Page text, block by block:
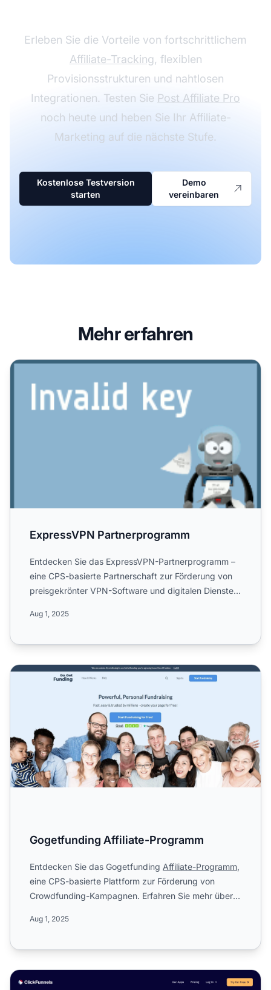
Erleben Sie die Vorteile von fortschrittlichem
Affiliate-Tracking, flexiblen
Provisionsstrukturen und nahtlosen
Integrationen. Testen Sie Post Affiliate Pro
noch heute und heben Sie Ihr Affiliate-
Marketing auf die nächste Stufe.
Kostenlose Testversion
starten
Demo
vereinbaren
Mehr erfahren
ExpressVPN Partnerprogramm
ExpressVPN Partnerprogramm
Entdecken Sie das ExpressVPN-Partnerprogramm –
eine CPS-basierte Partnerschaft zur Förderung von
preisgekrönter VPN-Software und digitalen Diensten.
Aug 1, 2025
Gogetfunding Affiliate-Programm
Gogetfunding Affiliate-Programm
Entdecken Sie das Gogetfunding Affiliate-Programm,
eine CPS-basierte Plattform zur Förderung von
Crowdfunding-Kampagnen. Erfahren Sie mehr über
Aug 1, 2025
ClickFunnels Affiliate-Programm